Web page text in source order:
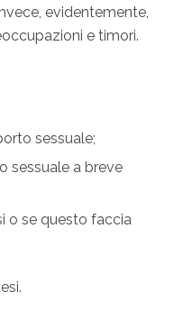
evidentemente,
e timori.
sessuale;
sessuale a breve
o se questo faccia